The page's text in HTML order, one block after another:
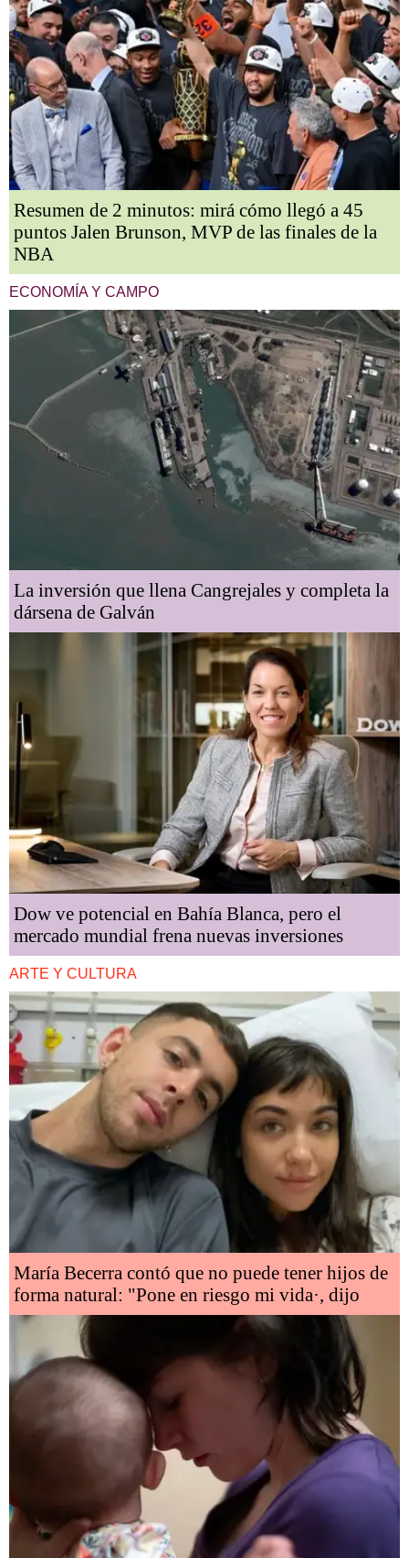
Resumen de 2 minutos: mirá cómo llegó a 45
puntos Jalen Brunson, MVP de las finales de la
NBA
ECONOMÍA Y CAMPO
La inversión que llena Cangrejales y completa la
dársena de Galván
Dow ve potencial en Bahía Blanca, pero el
mercado mundial frena nuevas inversiones
ARTE Y CULTURA
María Becerra contó que no puede tener hijos de
forma natural: "Pone en riesgo mi vida·, dijo